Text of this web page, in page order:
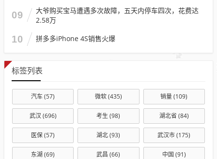
09
大爷购买宝马遭遇多次故障，五天内停车四次，花费达
2.58万
10 拼多多iPhone 4S销售火爆
标签列表
汽车(57) 微软(435) 销量(109)
武汉 (696) 考生 (98) 湖北省 (84)
医保(57) 湖北(93) 武汉市(175)
东湖 (69) 武昌 (66) 中国 (91)